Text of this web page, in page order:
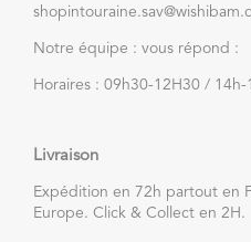
Notre équipe : vous répond :
Horaires : 09h30-12H30 / 14h-
Livraison
Expédition en 72h partout en
Europe. Click & Collect en 2H.